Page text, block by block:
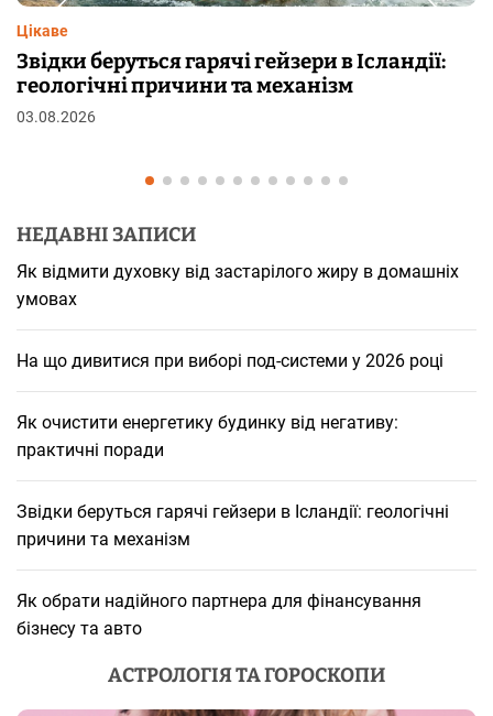
в Ісландії:
Чому від переляку
шкірі: фізіологія пілоерекції
НЕДАВНІ ЗАПИСИ
Як відмити духовку від застарілого жиру в домашніх
умовах
На що дивитися при виборі под-системи у 2026 році
Як очистити енергетику будинку від негативу:
практичні поради
Звідки беруться гарячі гейзери в Ісландії: геологічні
причини та механізм
Як обрати надійного партнера для фінансування
бізнесу та авто
АСТРОЛОГІЯ ТА ГОРОСКОПИ